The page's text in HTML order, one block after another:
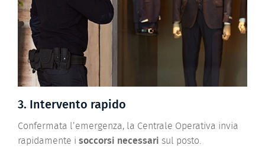
3. Intervento rapido
Confermata l’emergenza, la Centrale Operativa invia
rapidamente i soccorsi necessari sul posto.